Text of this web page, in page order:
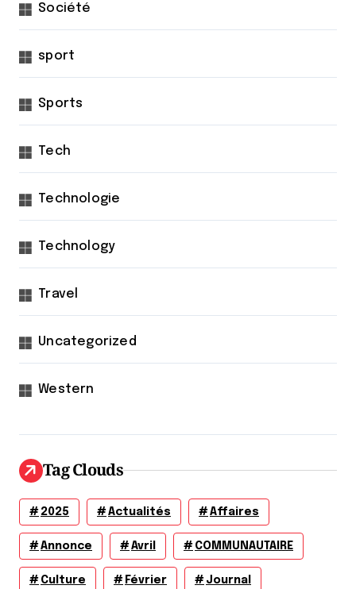
Société
sport
Sports
Tech
Technologie
Technology
Travel
Uncategorized
Western
Tag Clouds
2025 Actualités Affaires
Annonce Avril COMMUNAUTAIRE
Culture Février Journal